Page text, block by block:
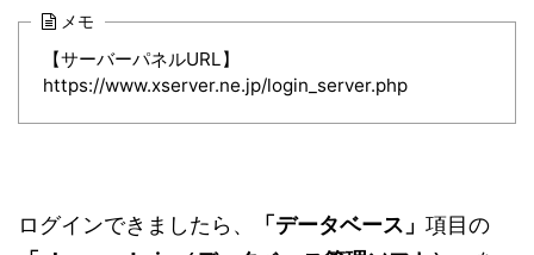
メモ
【サーバーパネルURL】
https://www.xserver.ne.jp/login_server.php
ログインできましたら、 「データベース」 項目の